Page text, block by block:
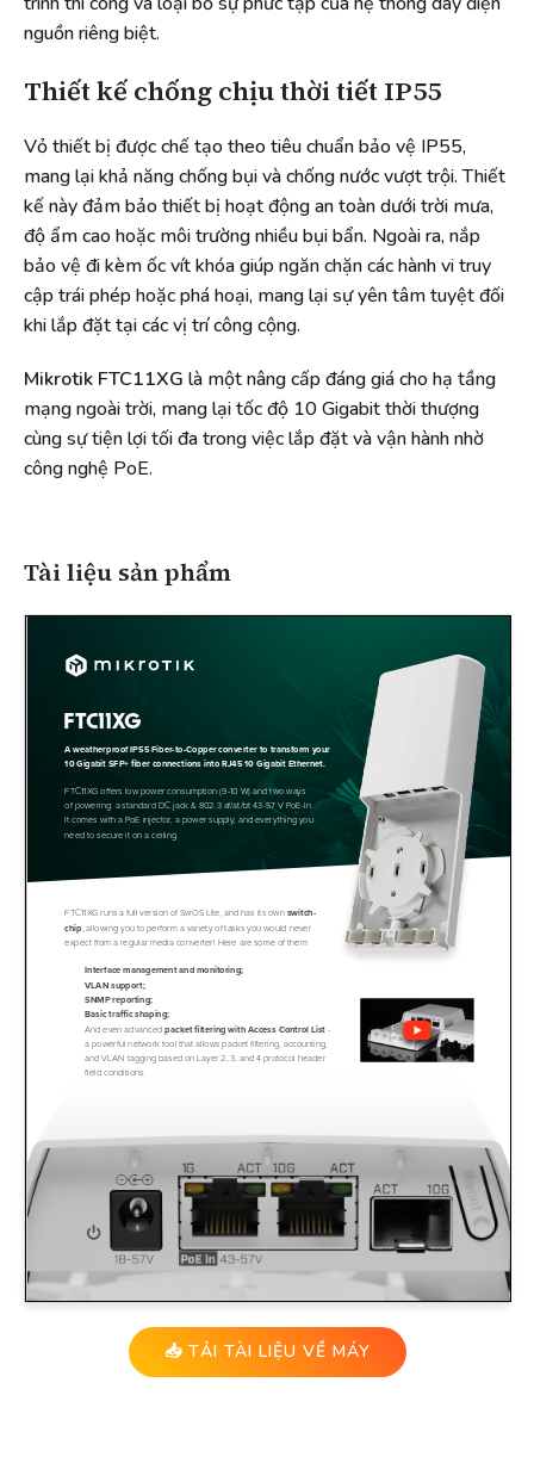
nguồn riêng biệt.
Thiết kế chống chịu thời tiết IP55
Vỏ thiết bị được chế tạo theo tiêu chuẩn bảo vệ IP55,
mang lại khả năng chống bụi và chống nước vượt trội. Thiết
kế này đảm bảo thiết bị hoạt động an toàn dưới trời mưa,
độ ẩm cao hoặc môi trường nhiều bụi bẩn. Ngoài ra, nắp
bảo vệ đi kèm ốc vít khóa giúp ngăn chặn các hành vi truy
cập trái phép hoặc phá hoại, mang lại sự yên tâm tuyệt đối
khi lắp đặt tại các vị trí công cộng.
Mikrotik FTC11XG là một nâng cấp đáng giá cho hạ tầng
mạng ngoài trời, mang lại tốc độ 10 Gigabit thời thượng
cùng sự tiện lợi tối đa trong việc lắp đặt và vận hành nhờ
công nghệ PoE.
Tài liệu sản phẩm
📥 TẢI TÀI LIỆU VỀ MÁY